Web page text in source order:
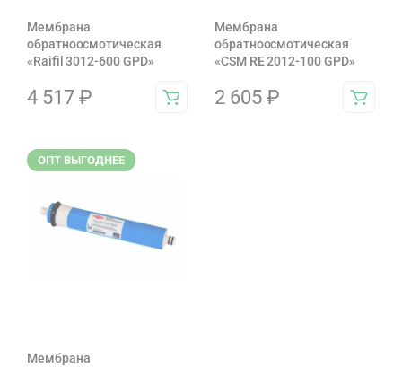
Мембрана
обратноосмотическая
«Raifil 3012-600 GPD»
4 517 ₽
Мембрана
обратноосмотическая
«CSM RE 2012-100 GPD»
2 605 ₽
ОПТ ВЫГОДНЕЕ
Мембрана